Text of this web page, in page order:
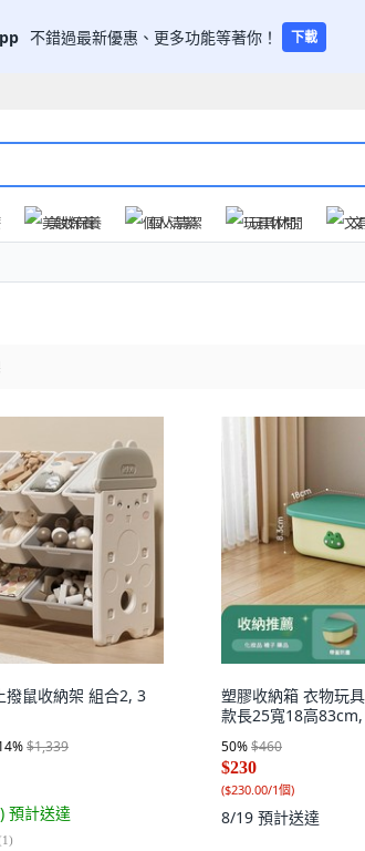
不錯過最新優惠、更多功能等著你！ 下載
美妝保養 個人清潔 玩具休閒
鼠收納架 組合2, 3
%$1,339
預計送達
1)
塑膠收納箱 衣物玩
款長25寬18高
50%$460
$230
($230.00/1個)
8/19 預計送達